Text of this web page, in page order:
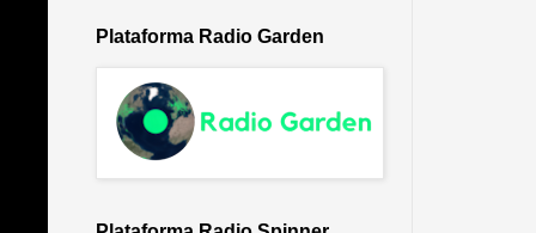
Plataforma Radio Garden